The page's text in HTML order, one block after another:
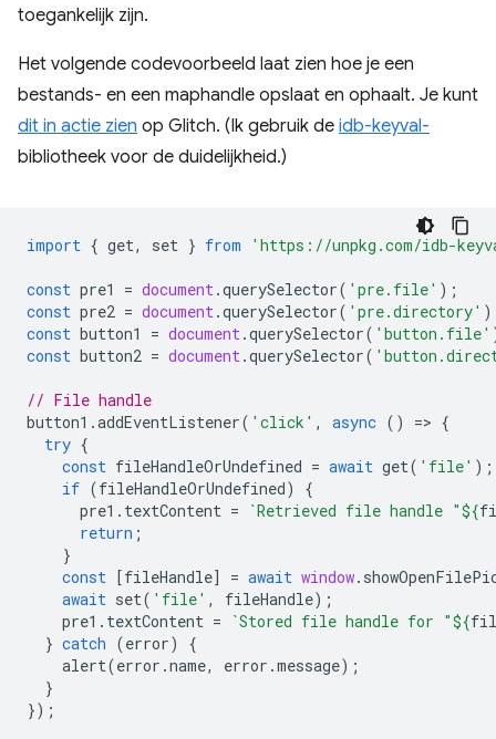
toegankelijk zijn.
Het volgende codevoorbeeld laat zien hoe je een
bestands- en een maphandle opslaat en ophaalt. Je kunt
dit in actie zien op Glitch. (Ik gebruik de idb-keyval-
bibliotheek voor de duidelijkheid.)
import { get, set } from 'https://unpkg.com/idb-
const pre1 = document.querySelector( 'pre.file' );
const pre2 = document.querySelector( 'pre.directory'
const button1 = document.querySelector( 'button.file'
const button2 = document.querySelector(
// File handle
button1 .addEventListener( 'click' , async () => {
try {
const fileHandleOrUndefined = await get( 'file' );
if (fileHandleOrUndefined)
{
pre1 . textContent = `Retrieved file handle "${
return ;
}
const [fileHandle] = await window.
await set( 'file' , fileHandle);
pre1 . textContent = `Stored file handle for "${
} catch (error)
{
alert(error .name, error .message);
}
});